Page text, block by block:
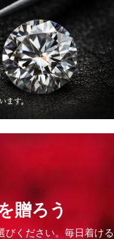
贈ろう
びください。毎日着ける